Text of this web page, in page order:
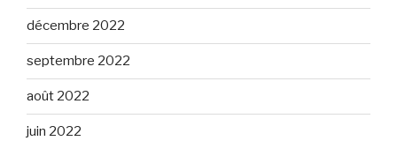
décembre 2022
septembre 2022
août 2022
juin 2022